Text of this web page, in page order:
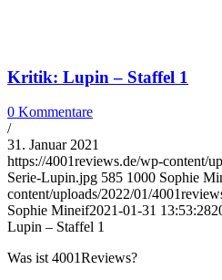
Kritik: Lupin – Staffel 1
0 Kommentare
/
31. Januar 2021
https://4001reviews.de/wp-content/
Serie-Lupin.jpg 585 1000 Sophie
content/uploads/2022/01/
Sophie Mineif2021-01-31 13:53:28
Lupin – Staffel 1
Was ist 4001Reviews?